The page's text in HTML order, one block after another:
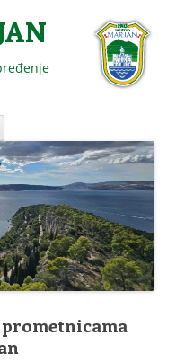
Skoči
sadržaja